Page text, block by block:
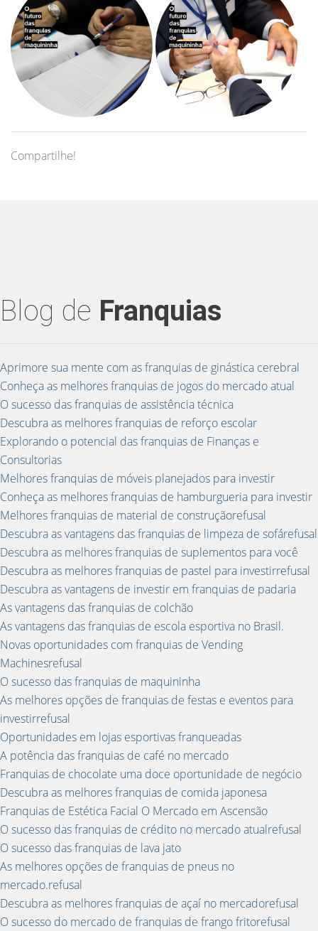
Compartilhe!
Blog de Franquias
Aprimore sua mente com as franquias de ginástica cerebral
Conheça as melhores franquias de jogos do mercado atual
O sucesso das franquias de assistência técnica
Descubra as melhores franquias de reforço escolar
Explorando o potencial das franquias de Finanças e
Consultorias
Melhores franquias de móveis planejados para investir
Conheça as melhores franquias de hamburgueria para investir
Melhores franquias de material de construçãorefusal
Descubra as vantagens das franquias de limpeza de sofárefusal
Descubra as melhores franquias de suplementos para você
Descubra as melhores franquias de pastel para investirrefusal
Descubra as vantagens de investir em franquias de padaria
As vantagens das franquias de colchão
As vantagens das franquias de escola esportiva no Brasil.
Novas oportunidades com franquias de Vending
Machinesrefusal
O sucesso das franquias de maquininha
As melhores opções de franquias de festas e eventos para
investirrefusal
Oportunidades em lojas esportivas franqueadas
A potência das franquias de café no mercado
Franquias de chocolate uma doce oportunidade de negócio
Descubra as melhores franquias de comida japonesa
Franquias de Estética Facial O Mercado em Ascensão
O sucesso das franquias de crédito no mercado atualrefusal
O sucesso das franquias de lava jato
As melhores opções de franquias de pneus no
mercado.refusal
Descubra as melhores franquias de açaí no mercadorefusal
O sucesso do mercado de franquias de frango fritorefusal